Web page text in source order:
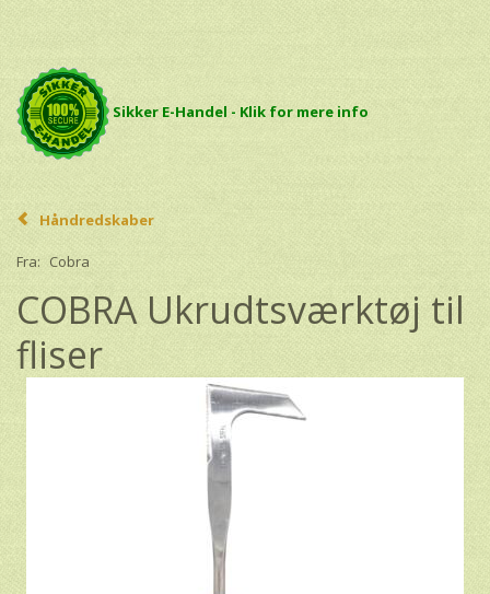
Sikker E-Handel - Klik for mere info
Håndredskaber
Fra: Cobra
COBRA Ukrudtsværktøj til
fliser